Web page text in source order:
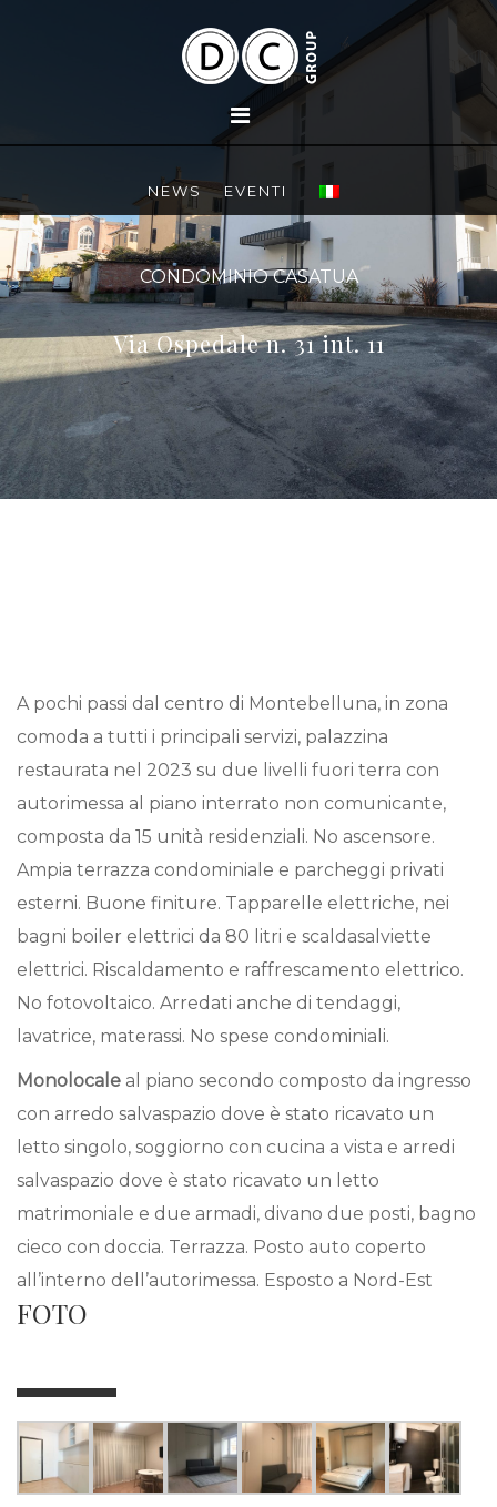
NEWS EVENTI
CONDOMINIO CASATUA
Via Ospedale n. 31 int. 11
A pochi passi dal centro di Montebelluna, in zona
comoda a tutti i principali servizi, palazzina
restaurata nel 2023 su due livelli fuori terra con
autorimessa al piano interrato non comunicante,
composta da 15 unità residenziali. No ascensore.
Ampia terrazza condominiale e parcheggi privati
esterni. Buone finiture. Tapparelle elettriche, nei
bagni boiler elettrici da 80 litri e scaldasalviette
elettrici. Riscaldamento e raffrescamento elettrico.
No fotovoltaico. Arredati anche di tendaggi,
lavatrice, materassi. No spese condominiali.
Monolocale al piano secondo composto da ingresso
con arredo salvaspazio dove è stato ricavato un
letto singolo, soggiorno con cucina a vista e arredi
salvaspazio dove è stato ricavato un letto
matrimoniale e due armadi, divano due posti, bagno
cieco con doccia. Terrazza. Posto auto coperto
all’interno dell’autorimessa. Esposto a Nord-Est
FOTO